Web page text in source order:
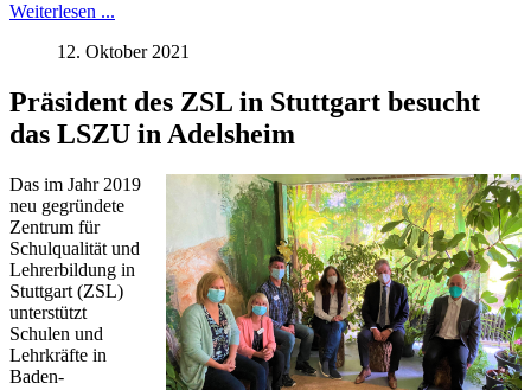
Weiterlesen ...
12. Oktober 2021
Präsident des ZSL in Stuttgart besucht
das LSZU in Adelsheim
Das im Jahr 2019
neu gegründete
Zentrum für
Schulqualität und
Lehrerbildung in
Stuttgart (ZSL)
unterstützt
Schulen und
Lehrkräfte in
Baden-